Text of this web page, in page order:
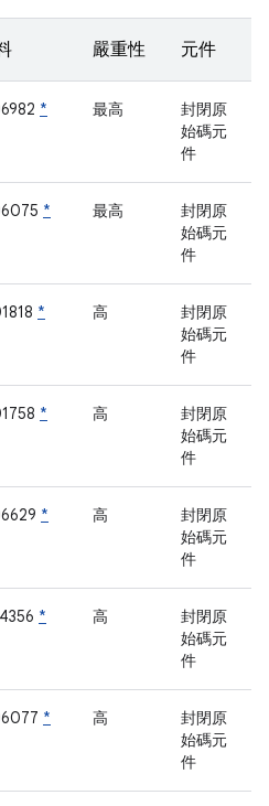
嚴重性 元件
* 最高
封閉原
始碼元
件
* 最高
封閉原
始碼元
件
* 高
封閉原
始碼元
件
* 高
封閉原
始碼元
件
* 高
封閉原
始碼元
件
* 高
封閉原
始碼元
件
* 高
封閉原
始碼元
件